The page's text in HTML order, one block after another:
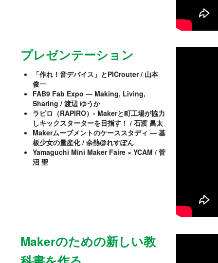
プレゼンテーション
「作れ！音デバイス」とPICrouter / 山本
俊一
FAB9 Fab Expo — Making, Living,
Sharing / 渡辺 ゆうか
ラピロ（RAPIRO）- Makerと町工場が協力
しキックスターターを目指す！ / 石渡 昌太
Makerムーブメントのケーススタディ — 基
板少女の量産化 / 余熱@れすぽん
Yamaguchi Mini Maker Faire × YCAM / 菅
沼 聖
Makerのための新しい教